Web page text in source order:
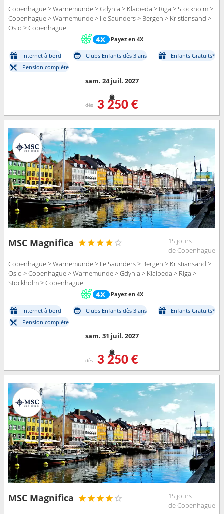
Copenhague > Warnemunde > Gdynia > Klaipeda > Riga > Stockholm >
Copenhague > Warnemunde > Ile Saunders > Bergen > Kristiansand >
Oslo > Copenhague
Payez en 4X
Internet à bord Clubs Enfants dès 3 ans
Enfants Gratuits*
Pension complète
sam. 24 juil. 2027
dès 3 250 €
MSC Magnifica
15 jours
de Copenhague
Copenhague > Warnemunde > Ile Saunders > Bergen > Kristiansand >
Oslo > Copenhague > Warnemunde > Gdynia > Klaipeda > Riga >
Stockholm > Copenhague
Payez en 4X
Internet à bord Clubs Enfants dès 3 ans
Enfants Gratuits*
Pension complète
sam. 31 juil. 2027
dès 3 250 €
MSC Magnifica
15 jours
de Copenhague